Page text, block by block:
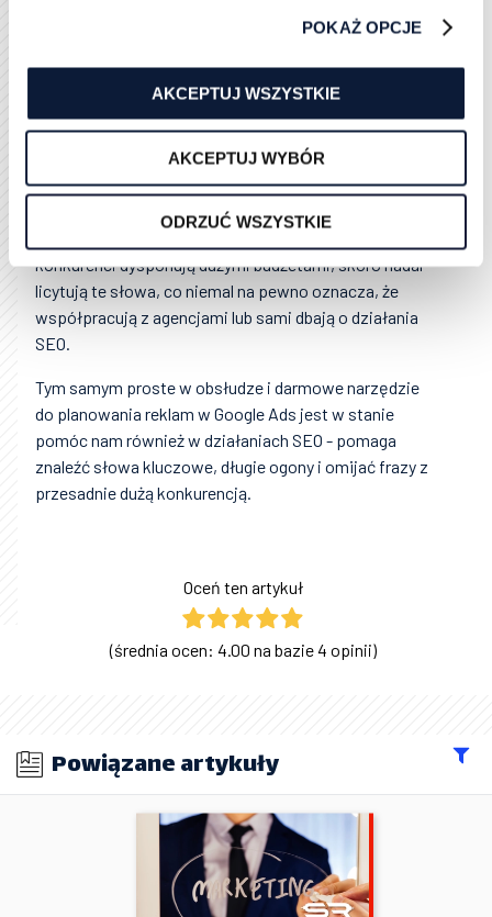
POKAŻ OPCJE
AKCEPTUJ WSZYSTKIE
AKCEPTUJ WYBÓR
ODRZUĆ WSZYSTKIE
usługę, za czym idą przedsiębiorcy, którzy chcą
będzie miało 3-4 reklamy na górze wyników
wyszukiwania, co zmniejsza wartość organicznego
ruchu, ponieważ znaczna część z tego ruchu zostanie
przechwycona przez płatne reklamy. Natomiast
wysoka konkurencja licytowania reklam połączona z
konkurenci dysponują dużymi budżetami, skoro nadal
licytują te słowa, co niemal na pewno oznacza, że
współpracują z agencjami lub sami dbają o działania
SEO.
Tym samym proste w obsłudze i darmowe narzędzie
do planowania reklam w Google Ads jest w stanie
pomóc nam również w działaniach SEO - pomaga
znaleźć słowa kluczowe, długie ogony i omijać frazy z
przesadnie dużą konkurencją.
Oceń ten artykuł
(średnia ocen: 4.00 na bazie 4 opinii)
Powiązane artykuły